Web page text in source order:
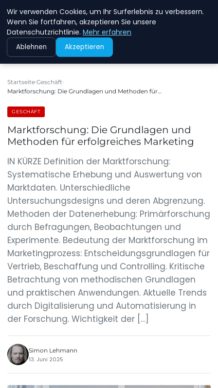
NEW ENERGY JOBS
Startseite Geschäft
Marktforschung: Die Grundlagen und Methoden für…
GESCHÄFT
Marktforschung: Die Grundlagen und
Methoden für erfolgreiches Marketing
IN KÜRZE Definition der Marktforschung:
Systematische Erhebung und Auswertung von
Marktdaten. Unterschiedliche
Untersuchungsdesigns und deren Abgrenzung.
Methoden der Datenerhebung: Primärforschung
durch Befragungen, Beobachtungen und
Experimente. Bedeutung der Marktforschung im
Marketingprozess: Entscheidungsgrundlagen für
Vertrieb, Beschaffung und Controlling. Kritische
Betrachtung von methodischen Grundlagen
und praktischen Anwendungen. Aktuelle Trends
durch Digitalisierung und Automatisierung in
der Forschung. Wichtigkeit der […]
Simon Lehmann
13. Juni 2025
Wir verwenden Cookies, um Ihr Surferlebnis zu verbessern.
Wenn Sie fortfahren, akzeptieren Sie unsere
Datenschutzrichtlinie. Mehr erfahren
Ablehnen Akzeptieren